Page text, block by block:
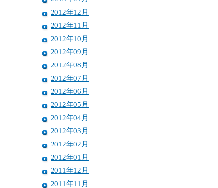
2012年12月
2012年11月
2012年10月
2012年09月
2012年08月
2012年07月
2012年06月
2012年05月
2012年04月
2012年03月
2012年02月
2012年01月
2011年12月
2011年11月